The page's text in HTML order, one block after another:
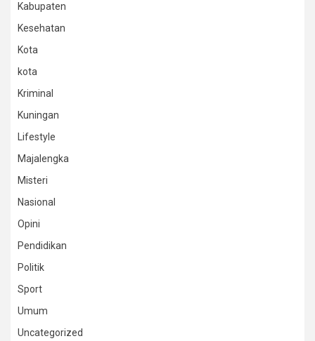
Kabupaten
Kesehatan
Kota
kota
Kriminal
Kuningan
Lifestyle
Majalengka
Misteri
Nasional
Opini
Pendidikan
Politik
Sport
Umum
Uncategorized